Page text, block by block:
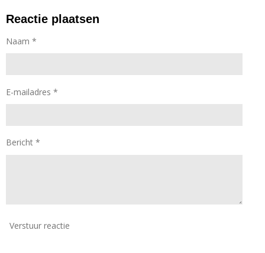
e
n
l
r
e
e
n
Reactie plaatsen
Naam *
E-mailadres *
Bericht *
Verstuur reactie